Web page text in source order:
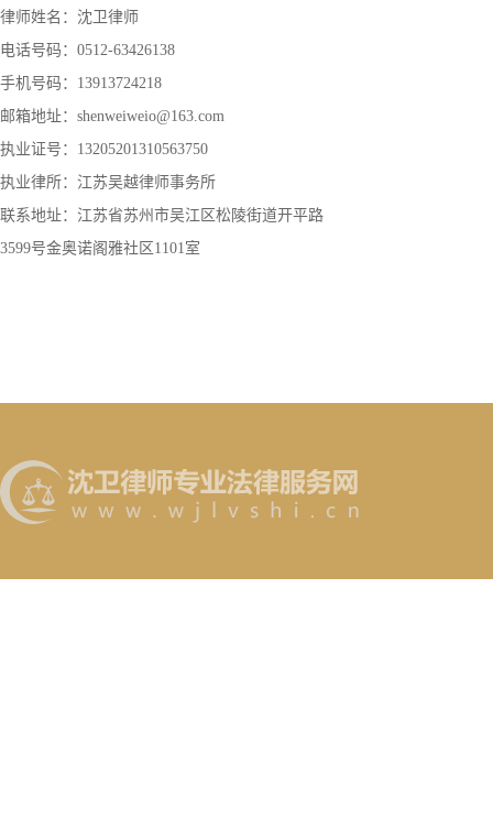
律师姓名：沈卫律师
电话号码：0512-63426138
手机号码：13913724218
邮箱地址：shenweiweio@163.com
执业证号：13205201310563750
执业律所：江苏吴越律师事务所
联系地址：江苏省苏州市吴江区松陵街道开平路
3599号金奥诺阁雅社区1101室